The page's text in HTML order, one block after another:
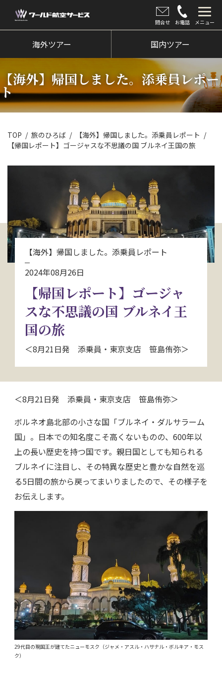
問合せ お電話 メニュー
海外ツアー
国内ツアー
クルーズツアー
ツアー催行状況
旅のひろば
イベント
お問い合わせ
電話にてお問い合わせ
海外ツアー 国内ツアー
【海外】帰国しました。添乗員レポー
ト
TOP 旅のひろば
【海外】帰国しました。添乗員レポート
【帰国レポート】ゴージャスな不思議の国 ブルネイ王国の旅
【海外】帰国しました。添乗員レポート
2024年08月26日
【帰国レポート】ゴージャ
スな不思議の国 ブルネイ王
国の旅
＜8月21日発 添乗員・東京支店 笹島侑弥＞
＜8月21日発 添乗員・東京支店 笹島侑弥＞
ボルネオ島北部の小さな国「ブルネイ・ダルサラーム
国」。日本での知名度こそ高くないものの、600年以
上の長い歴史を持つ国です。親日国としても知られる
ブルネイに注目し、その特異な歴史と豊かな自然を巡
る5日間の旅から戻ってまいりましたので、その様子を
お伝えします。
29代目の現国王が建てたニューモスク（ジャメ・アスル・ハサナル・ボルキア・モス
ク）